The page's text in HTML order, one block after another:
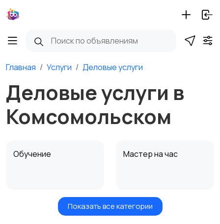
Главная Услуги Деловые услуги
Деловые услуги в
Комсомольском
Обучение Мастер на час
Красота и здоровье
Транспорт,
Показать все категории